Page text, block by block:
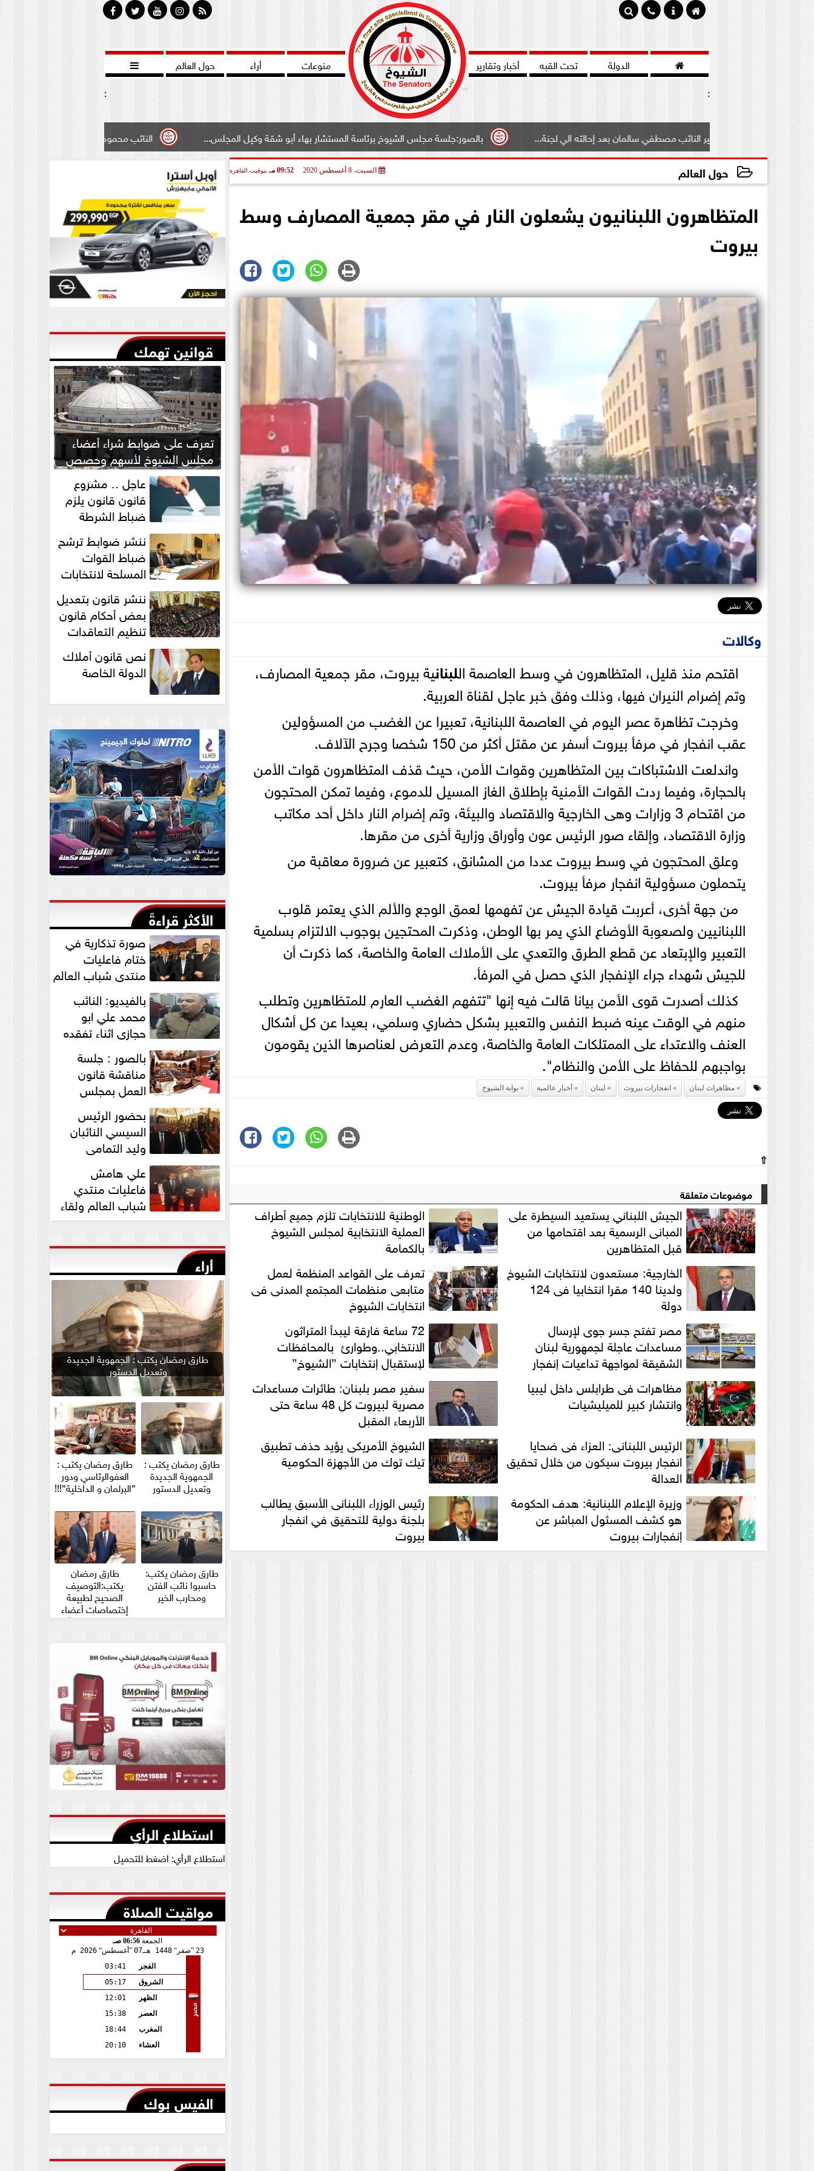
 الدولة تحت القبه أخبار وتقارير منوعات أراء حول العالم

:
:
النائب محمود سامي ”لبوابة الشيوخ”طالبت بادخال بالصور:جلسة مجلس الشيوخ برئاسة المستشار بهاء أبو شقة وكيل المجلس... علي مصير النائب مصطفي سالمان بعد إحالته الي لجنة...
حول العالم السبت، 8 أغسطس 2020 09:52 مـ بتوقيت القاهرة
المتظاهرون اللبنانيون يشعلون النار في مقر جمعية المصارف وسط
بيروت
وكالات
اقتحم منذ قليل، المتظاهرون في وسط العاصمة اللبنانية بيروت، مقر جمعية المصارف،
وتم إضرام النيران فيها، وذلك وفق خبر عاجل لقناة العربية.
وخرجت تظاهرة عصر اليوم في العاصمة اللبنانية، تعبيرا عن الغضب من المسؤولين
عقب انفجار في مرفأ بيروت أسفر عن مقتل أكثر من 150 شخصا وجرح الآلاف.
واندلعت الاشتباكات بين المتظاهرين وقوات الأمن، حيث قذف المتظاهرون قوات الأمن
بالحجارة، وفيما ردت القوات الأمنية بإطلاق الغاز المسيل للدموع، وفيما تمكن المحتجون
من اقتحام 3 وزارات وهى الخارجية والاقتصاد والبيئة، وتم إضرام النار داخل أحد مكاتب
وزارة الاقتصاد، وإلقاء صور الرئيس عون وأوراق وزارية أخرى من مقرها.
وعلق المحتجون في وسط بيروت عددا من المشانق، كتعبير عن ضرورة معاقبة من
يتحملون مسؤولية انفجار مرفأ بيروت.
من جهة أخرى، أعربت قيادة الجيش عن تفهمها لعمق الوجع والألم الذي يعتمر قلوب
اللبنانيين ولصعوبة الأوضاع الذي يمر بها الوطن، وذكرت المحتجين بوجوب الالتزام بسلمية
التعبير والإبتعاد عن قطع الطرق والتعدي على الأملاك العامة والخاصة، كما ذكرت أن
للجيش شهداء جراء الإنفجار الذي حصل في المرفأ.
كذلك أصدرت قوى الأمن بيانا قالت فيه إنها "تتفهم الغضب العارم للمتظاهرين وتطلب
منهم في الوقت عينه ضبط النفس والتعبير بشكل حضاري وسلمي، بعيدا عن كل أشكال
العنف والاعتداء على الممتلكات العامة والخاصة، وعدم التعرض لعناصرها الذين يقومون
بواجبهم للحفاظ على الأمن والنظام".
مظاهرات لبنان انفجارات بيروت لبنان أخبار عالمية بوابة الشيوخ
⇧
موضوعات متعلقة
الجيش اللبناني يستعيد السيطرة على
المبانى الرسمية بعد اقتحامها من
قبل المتظاهرين
الوطنية للانتخابات تلزم جميع أطراف
العملية الانتخابية لمجلس الشيوخ
بالكمامة
الخارجية: مستعدون لانتخابات الشيوخ
ولدينا 140 مقرا انتخابيا فى 124
دولة
تعرف على القواعد المنظمة لعمل
متابعى منظمات المجتمع المدنى فى
انتخابات الشيوخ
مصر تفتح جسر جوى لإرسال
مساعدات عاجلة لجمهورية لبنان
الشقيقة لمواجهة تداعيات إنفجار
72 ساعة فارقة ليبدأ المتراثون
الانتخابي..وطوارئ بالمحافظات
لإستقبال إنتخابات ”الشيوخ”
مظاهرات فى طرابلس داخل ليبيا
وانتشار كبير للميليشيات
سفير مصر بلبنان: طائرات مساعدات
مصرية لبيروت كل 48 ساعة حتى
الأربعاء المقبل
‏الرئيس اللبنانى: العزاء فى ضحايا
انفجار بيروت سيكون من خلال تحقيق
العدالة
الشيوخ الأمريكى يؤيد حذف تطبيق
تيك توك من الأجهزة الحكومية
وزيرة الإعلام اللبنانية: هدف الحكومة
هو كشف المسئول المباشر عن
إنفجارات بيروت
رئيس الوزراء اللبنانى الأسبق يطالب
بلجنة دولية للتحقيق في انفجار
بيروت
قوانين تهمك
تعرف على ضوابط شراء أعضاء
مجلس الشيوخ لأسهم وحصص
بالشركات عاجل .. مشروع
قانون قانون يلزم
ضباط الشرطة
بالاستئذان لخوض
انتخابات... ننشر ضوابط ترشح
ضباط القوات
المسلحة لانتخابات
الرئاسة والمجالس
النيابية والمحلية‎ ننشر قانون بتعديل
بعض أحكام قانون
تنظيم التعاقدات
نص قانون أملاك
الدولة الخاصة
الأكثر قراءةً
صورة تذكارية في
ختام فاعليات
منتدي شباب العالم
”التمامي... بالفيديو: النائب
محمد علي ابو
حجازي اثناء تفقده
للكشف علي... بالصور : جلسة
مناقشة قانون
العمل بمجلس
المستشار عبد الوهاب...
بحضور الرئيس
السيسي النائبان
وليد التمامي
يشاركان في قداس عيد...
علي هامش
فاعليات منتدي
شباب العالم ولقاء
النائب وليد التمامي
أراء
طارق رمضان يكتب : الجمهوية الجديدة
وتعديل الدستور
طارق رمضان يكتب :
الجمهوية الجديدة
وتعديل الدستور
طارق رمضان يكتب :
العفوالرئاسي ودور
”البرلمان و الداخلية”!!!
طارق رمضان يكتب:
حاسبوا نائب الفتن
ومحارب الخير
طارق رمضان
يكتب:التوصيف
الصحيح لطبيعة
إختصاصات أعضاء
مجلس الشيوخ والأمين
استطلاع الرأي
استطلاع الرأي: اضغط للتحميل
مواقيت الصلاة
الجمعة 06:56 صـ
23
صفر 1448 هـ 07 أغسطس 2026 م
مصر
الفجر
03:41
الشروق
05:17
الظهر
12:01
العصر
15:38
المغرب
18:44
العشاء
20:10
الفيس بوك